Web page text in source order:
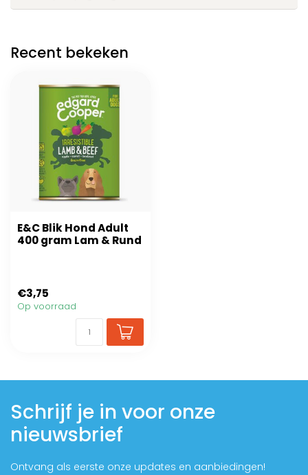
Recent bekeken
E&C Blik Hond Adult
400 gram Lam & Rund
€3,75
Op voorraad
Schrijf je in voor onze
nieuwsbrief
Ontvang als eerste onze updates en aanbiedingen!